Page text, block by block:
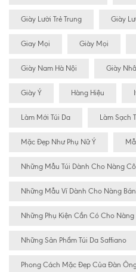
Giày Lười Trẻ Trung Giày
Giay Mọi Giày Mọi
Giày Nam Hà Nội Giày
Giày Ý Hàng Hiệu
Làm Mới Túi Da Làm Sạch
Mặc Đẹp Như Phụ Nữ Ý
Những Mẫu Túi Dành Cho Nàng
Những Mẫu Ví Dành Cho Nàng
Những Phụ Kiện Cần Có Cho Nàng
Những Sản Phẩm Túi Da Saffiano
Phong Cách Mặc Đẹp Của Đàn